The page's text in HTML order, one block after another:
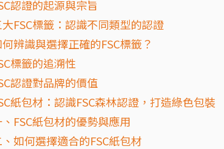
認證的起源與宗旨
FSC標籤：認識不同類型的認證
辨識與選擇正確的FSC標籤？
標籤的追溯性
認證對品牌的價值
紙包材：認識FSC森林認證，打造綠色包裝
FSC紙包材的優勢與應用
如何選擇適合的FSC紙包材